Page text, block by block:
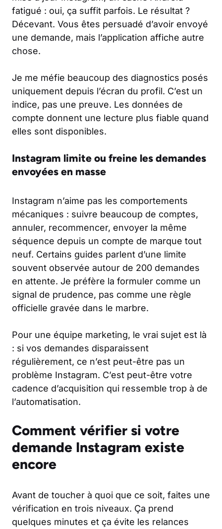
fatigué : oui, ça suffit parfois. Le résultat ?
Décevant. Vous êtes persuadé d’avoir envoyé
une demande, mais l’application affiche autre
chose.
Je me méfie beaucoup des diagnostics posés
uniquement depuis l’écran du profil. C’est un
indice, pas une preuve. Les données de
compte donnent une lecture plus fiable quand
elles sont disponibles.
Instagram limite ou freine les demandes
envoyées en masse
Instagram n’aime pas les comportements
mécaniques : suivre beaucoup de comptes,
annuler, recommencer, envoyer la même
séquence depuis un compte de marque tout
neuf. Certains guides parlent d’une limite
souvent observée autour de 200 demandes
en attente. Je préfère la formuler comme un
signal de prudence, pas comme une règle
officielle gravée dans le marbre.
Pour une équipe marketing, le vrai sujet est là
: si vos demandes disparaissent
régulièrement, ce n’est peut-être pas un
problème Instagram. C’est peut-être votre
cadence d’acquisition qui ressemble trop à de
l’automatisation.
Comment vérifier si votre
demande Instagram existe
encore
Avant de toucher à quoi que ce soit, faites une
vérification en trois niveaux. Ça prend
quelques minutes et ça évite les relances